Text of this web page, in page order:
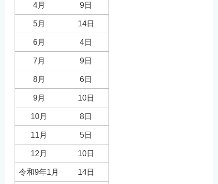
4月 9日
5月 14日
6月 4日
7月 9日
8月 6日
9月 10日
10月 8日
11月 5日
12月 10日
令和9年1月 14日